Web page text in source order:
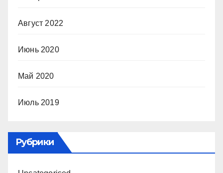
Август 2022
Июнь 2020
Май 2020
Июль 2019
Рубрики